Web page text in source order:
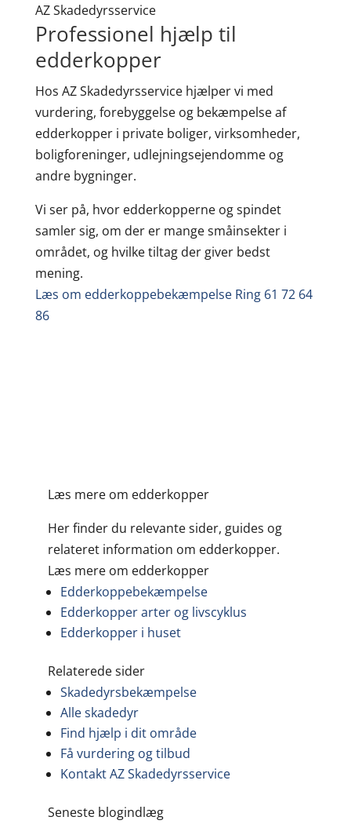
AZ Skadedyrsservice
Professionel hjælp til
edderkopper
Hos AZ Skadedyrsservice hjælper vi med
vurdering, forebyggelse og bekæmpelse af
edderkopper i private boliger, virksomheder,
boligforeninger, udlejningsejendomme og
andre bygninger.
Vi ser på, hvor edderkopperne og spindet
samler sig, om der er mange småinsekter i
området, og hvilke tiltag der giver bedst
mening.
Læs om edderkoppebekæmpelse Ring 61 72 64
86
Læs mere om edderkopper
Her finder du relevante sider, guides og
relateret information om edderkopper.
Læs mere om edderkopper
Edderkoppebekæmpelse
Edderkopper arter og livscyklus
Edderkopper i huset
Relaterede sider
Skadedyrsbekæmpelse
Alle skadedyr
Find hjælp i dit område
Få vurdering og tilbud
Kontakt AZ Skadedyrsservice
Seneste blogindlæg